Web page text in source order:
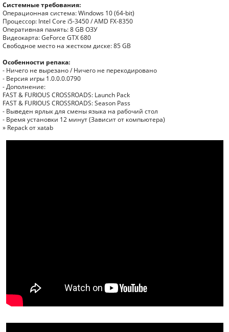
Системные требования:
Операционная система: Windows 10 (64-bit)
Процессор: Intel Core i5-3450 / AMD FX-8350
Оперативная память: 8 GB ОЗУ
Видеокарта: GeForce GTX 680
Свободное место на жестком диске: 85 GB
Особенности репака:
- Ничего не вырезано / Ничего не перекодировано
- Версия игры 1.0.0.0.0790
- Дополнение:
FAST & FURIOUS CROSSROADS: Launch Pack
FAST & FURIOUS CROSSROADS: Season Pass
- Выведен ярлык для смены языка на рабочий стол
- Время установки 12 минут (Зависит от компьютера)
» Repack от xatab